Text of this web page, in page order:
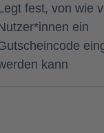
fest, von wie
ein
kann